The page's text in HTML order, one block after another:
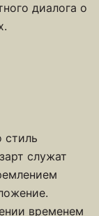
диалога о
стиль
служат
временем